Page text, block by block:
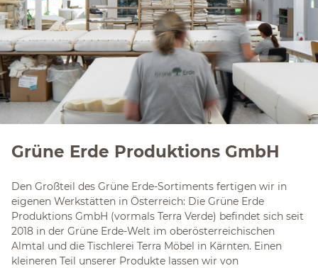
Grüne Erde Produktions GmbH
Den Großteil des Grüne Erde-Sortiments fertigen wir in
eigenen Werkstätten in Österreich: Die Grüne Erde
Produktions GmbH (vormals Terra Verde) befindet sich seit
2018 in der Grüne Erde-Welt im oberösterreichischen
Almtal und die Tischlerei Terra Möbel in Kärnten. Einen
kleineren Teil unserer Produkte lassen wir von